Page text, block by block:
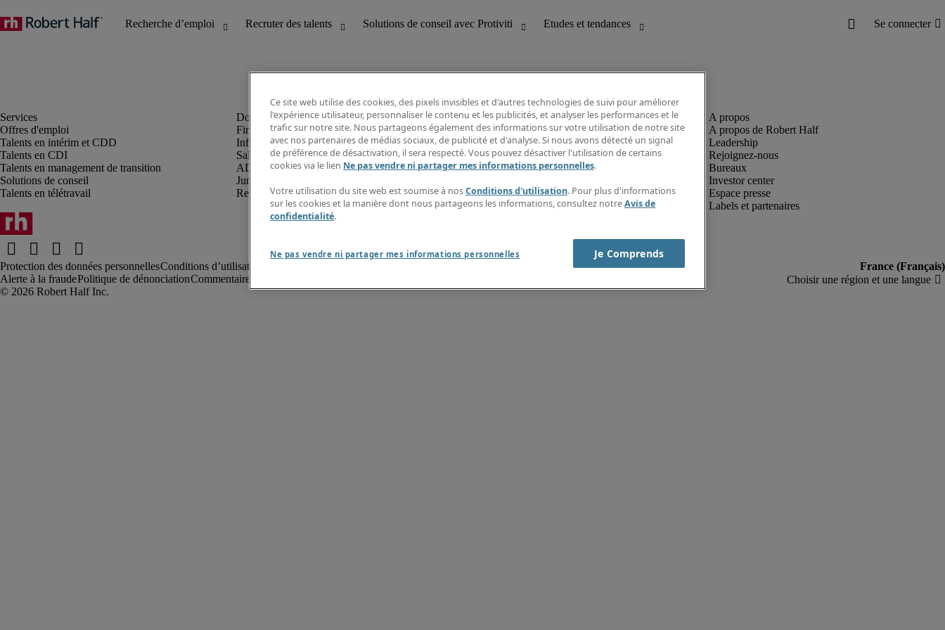
Offres d'emploi
Talents en intérim et CDD
Talents en CDI
Talents en management de transition
Solutions de conseil
Talents en télétravail
Finance et comptabilité
Informatique et IT
Sales et marketing
ADV, supply et performance client
Juridique et fiscal
Ressources humaines et paie
Etudes et tendances
Fiches métiers
Guide des salaires
Informations intérimaires
S'abonner à la newsletter
Créer une alerte emploi
A propos de Robert Half
Leadership
Rejoignez-nous
Bureaux
Investor center
Espace presse
Labels et partenaires
Protection des données personnellesConditions d’utilisation
Alerte à la fraudePolitique de dénonciationCommentaires au webmaster
Ce site web utilise des cookies, des pixels invisibles et d'autres technologies de suivi pour améliorer
l'expérience utilisateur, personnaliser le contenu et les publicités, et analyser les performances et le
trafic sur notre site. Nous partageons également des informations sur votre utilisation de notre site
avec nos partenaires de médias sociaux, de publicité et d'analyse. Si nous avons détecté un signal
de préférence de désactivation, il sera respecté. Vous pouvez désactiver l'utilisation de certains
cookies via le lien Ne pas vendre ni partager mes informations personnelles.
Votre utilisation du site web est soumise à nosConditions d'utilisation. Pour plus d'informations
sur les cookies et la manière dont nous partageons les informations, consultez notreAvis de
confidentialité.
Ne pas vendre ni partager mes informations personnelles Je Comprends